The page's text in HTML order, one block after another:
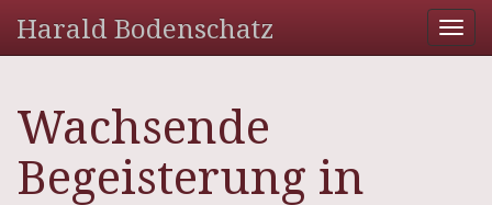
Harald Bodenschatz
Wachsende
Begeisterung in